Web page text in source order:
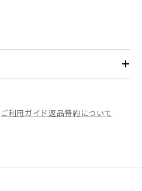
ご利用ガイド返品特約について